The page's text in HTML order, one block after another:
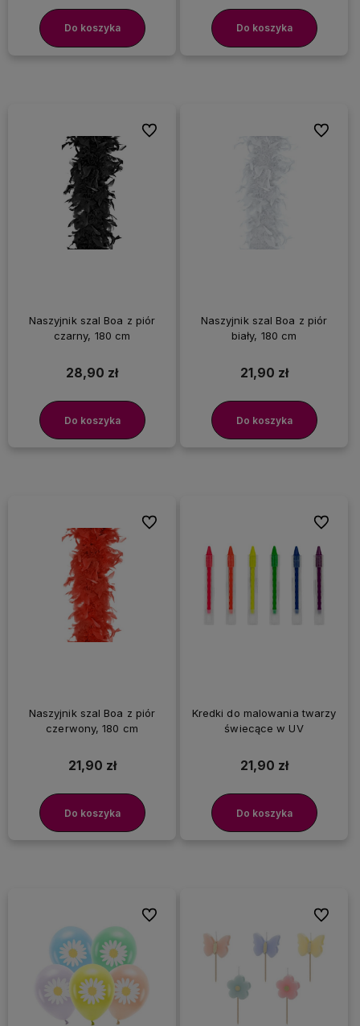
Do koszyka Do koszyka
Naszyjnik szal Boa z piór
czarny, 180 cm
28,90 zł
Do koszyka
Do ulubionych
Naszyjnik szal Boa z piór
biały, 180 cm
21,90 zł
Do koszyka
Do
Naszyjnik szal Boa z piór
czerwony, 180 cm
21,90 zł
Do koszyka
Do ulubionych
Kredki do malowania twarzy
świecące w UV
21,90 zł
Do koszyka
Do
Do ulubionych Do